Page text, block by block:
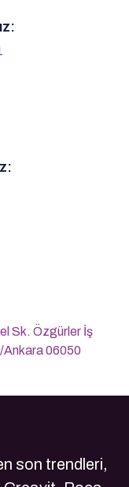
Sk. Özgürler İş
Ankara 06050
son trendleri,